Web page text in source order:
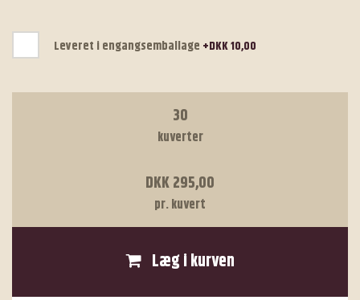
Leveret i engangsemballage +DKK 10,00
30
kuverter
DKK 295,00
pr. kuvert
Læg i kurven